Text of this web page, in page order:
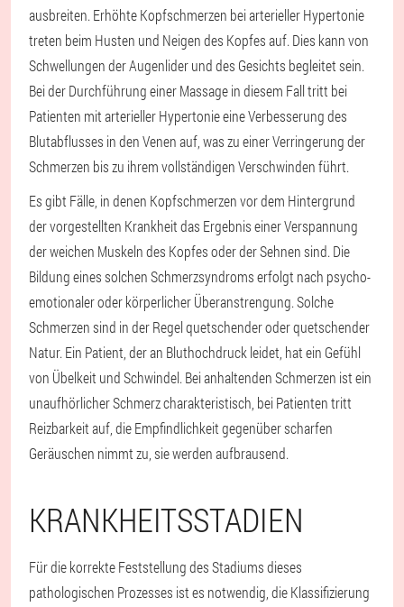
ausbreiten. Erhöhte Kopfschmerzen bei arterieller Hypertonie
treten beim Husten und Neigen des Kopfes auf. Dies kann von
Schwellungen der Augenlider und des Gesichts begleitet sein.
Bei der Durchführung einer Massage in diesem Fall tritt bei
Patienten mit arterieller Hypertonie eine Verbesserung des
Blutabflusses in den Venen auf, was zu einer Verringerung der
Schmerzen bis zu ihrem vollständigen Verschwinden führt.
Es gibt Fälle, in denen Kopfschmerzen vor dem Hintergrund
der vorgestellten Krankheit das Ergebnis einer Verspannung
der weichen Muskeln des Kopfes oder der Sehnen sind. Die
Bildung eines solchen Schmerzsyndroms erfolgt nach psycho-
emotionaler oder körperlicher Überanstrengung. Solche
Schmerzen sind in der Regel quetschender oder quetschender
Natur. Ein Patient, der an Bluthochdruck leidet, hat ein Gefühl
von Übelkeit und Schwindel. Bei anhaltenden Schmerzen ist ein
unaufhörlicher Schmerz charakteristisch, bei Patienten tritt
Reizbarkeit auf, die Empfindlichkeit gegenüber scharfen
Geräuschen nimmt zu, sie werden aufbrausend.
KRANKHEITSSTADIEN
Für die korrekte Feststellung des Stadiums dieses
pathologischen Prozesses ist es notwendig, die Klassifizierung